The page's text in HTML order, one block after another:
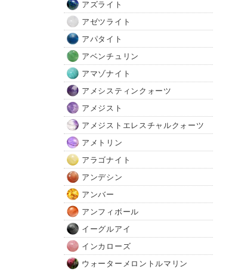
アズライト
アゼツライト
アパタイト
アベンチュリン
アマゾナイト
アメシスティンクォーツ
アメジスト
アメジストエレスチャルクォーツ
アメトリン
アラゴナイト
アンデシン
アンバー
アンフィボール
イーグルアイ
インカローズ
ウォーターメロントルマリン